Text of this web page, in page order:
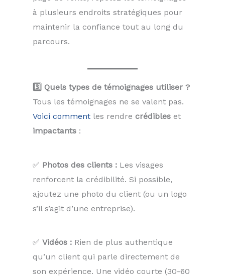
à plusieurs endroits stratégiques pour
maintenir la confiance tout au long du
parcours.
3️⃣ Quels types de témoignages utiliser ?
Tous les témoignages ne se valent pas.
Voici comment les rendre crédibles et
impactants :
✅ Photos des clients : Les visages
renforcent la crédibilité. Si possible,
ajoutez une photo du client (ou un logo
s’il s’agit d’une entreprise).
✅ Vidéos : Rien de plus authentique
qu’un client qui parle directement de
son expérience. Une vidéo courte (30-60